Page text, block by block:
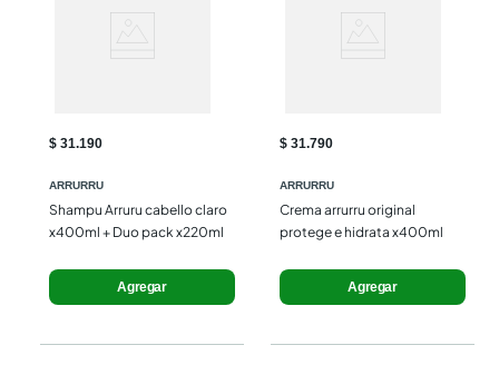
$ 31.190
ARRURRU
Shampu Arruru cabello claro
x400ml + Duo pack x220ml
Agregar
$ 31.790
ARRURRU
Crema arrurru original
protege e hidrata x400ml
Agregar